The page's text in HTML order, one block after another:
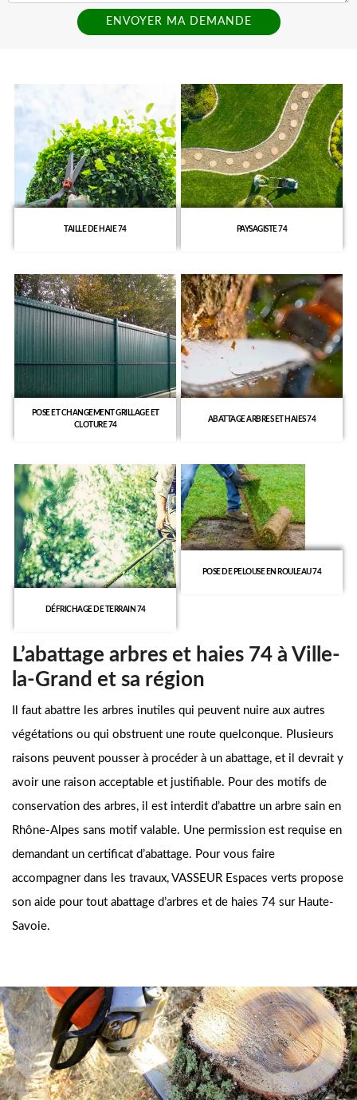
TAILLE DE HAIE 74 PAYSAGISTE 74
POSE ET CHANGEMENT GRILLAGE ET
CLOTURE 74
ABATTAGE ARBRES ET HAIES 74
DÉFRICHAGE DE TERRAIN 74
POSE DE PELOUSE EN ROULEAU 74
L’abattage arbres et haies 74 à Ville-
la-Grand et sa région
Il faut abattre les arbres inutiles qui peuvent nuire aux autres
végétations ou qui obstruent une route quelconque. Plusieurs
raisons peuvent pousser à procéder à un abattage, et il devrait y
avoir une raison acceptable et justifiable. Pour des motifs de
conservation des arbres, il est interdit d’abattre un arbre sain en
Rhône-Alpes sans motif valable. Une permission est requise en
demandant un certificat d’abattage. Pour vous faire
accompagner dans les travaux, VASSEUR Espaces verts propose
son aide pour tout abattage d’arbres et de haies 74 sur Haute-
Savoie.